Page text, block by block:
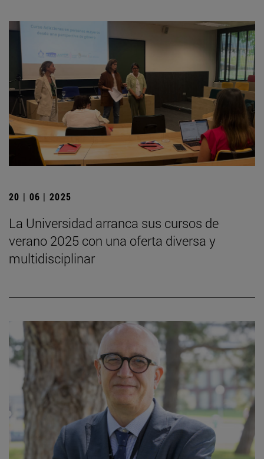
20 | 06 | 2025
La Universidad arranca sus cursos de
verano 2025 con una oferta diversa y
multidisciplinar